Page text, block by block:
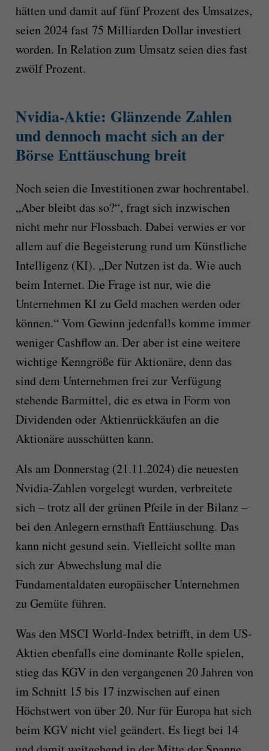
hätten und damit auf fünf Prozent des Umsatzes,
seien 2024 fast 75 Milliarden Dollar investiert
worden. In Relation zum Umsatz seien dies fast
zwölf Prozent.
Nvidia-Aktie: Glänzende Zahlen
und dennoch macht sich an der
Börse Enttäuschung breit
Noch seien die Investitionen zwar hochrentabel.
„Aber bleibt das so?“, fragt sich inzwischen
nicht mehr nur Flossbach. Dabei verwies er vor
allem auf die Begeisterung rund um Künstliche
Intelligenz (KI). „Der Nutzen ist da. Wie auch
beim Internet. Die Frage ist nur, wie die
Unternehmen KI zu Geld machen werden oder
können.“ Vom Gewinn jedenfalls komme immer
weniger Cashflow an. Der aber ist eine weitere
wichtige Kenngröße für Aktionäre, denn das
sind dem Unternehmen frei zur Verfügung
stehende Barmittel, die es etwa in Form von
Dividenden oder Aktienrückkäufen an die
Aktionäre ausschütten kann.
Als am Donnerstag (21.11.2024) die neuesten
Nvidia-Zahlen vorgelegt wurden, verbreitete
sich – trotz all der grünen Pfeile in der Bilanz –
bei den Anlegern ernsthaft Enttäuschung. Das
kann nicht gesund sein. Vielleicht sollte man
sich zur Abwechslung mal die
Fundamentaldaten europäischer Unternehmen
zu Gemüte führen.
Was den MSCI World-Index betrifft, in dem US-
Aktien ebenfalls eine dominante Rolle spielen,
stieg das KGV in den vergangenen 20 Jahren von
im Schnitt 15 bis 17 inzwischen auf einen
Höchstwert von über 20. Nur für Europa hat sich
beim KGV nicht viel geändert. Es liegt bei 14